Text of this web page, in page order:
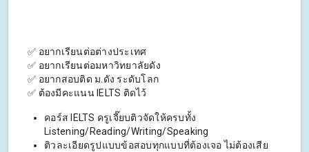
✅ อยากเรียนต่อต่างประเทศ
✅ อยากเรียนต่อมหาวิทยาลัยดัง
✅ อยากสอบติด ม.ดัง ระดับโลก
✅ ต้องมีคะแนน IELTS ติดไว้
คอร์ส IELTS ครูเจี๊ยบติวจัดให้ครบทั้ง
Listening/Reading/Writing/Speaking
ติวละเอียดรูปแบบข้อสอบทุกแบบที่ต้องเจอ ไม่ต้องเสีย